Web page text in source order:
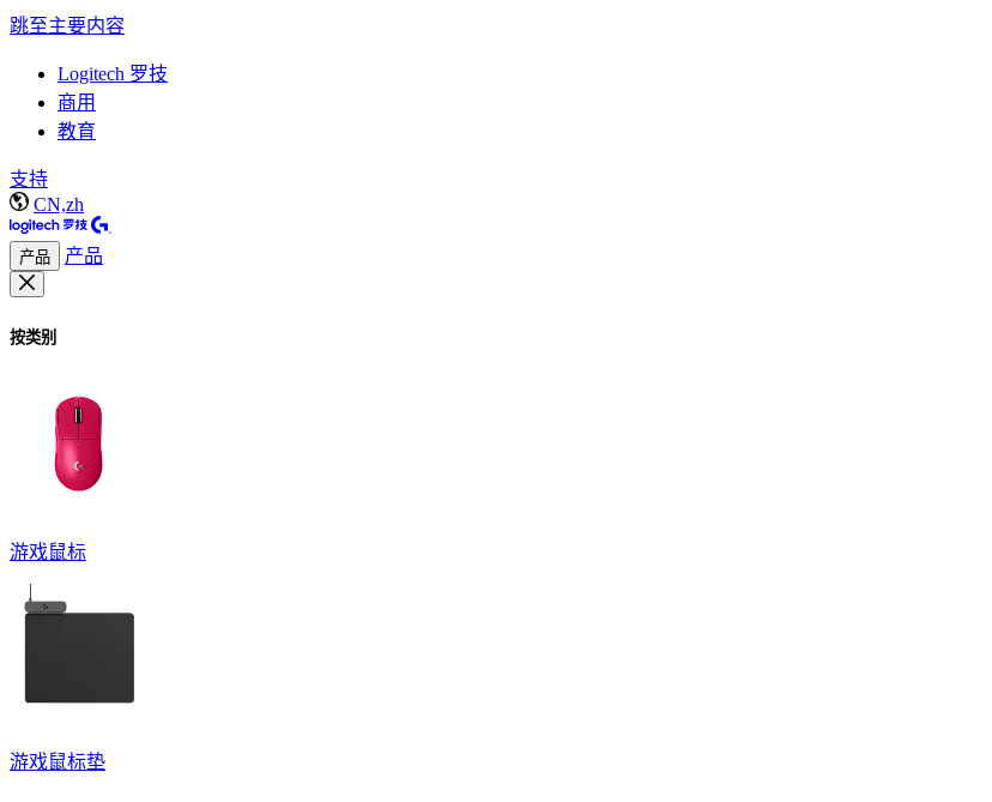
跳至主要内容
Logitech 罗技
商用
教育
支持
CN,zh
产品 产品
按类别
游戏鼠标
游戏鼠标垫